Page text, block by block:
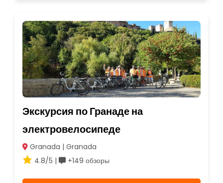
Экскурсия по Гранаде на
электровелосипеде
Granada | Granada
4.8/5 |
+149 обзоры